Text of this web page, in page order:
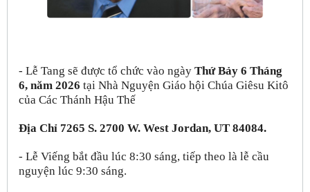
- Lễ Tang sẽ được tổ chức vào ngày Thứ Bảy 6 Tháng
6, năm 2026 tại Nhà Nguyện Giáo hội Chúa Giêsu Kitô
của Các Thánh Hậu Thế
Địa Chỉ 7265 S. 2700 W. West Jordan, UT 84084.
- Lễ Viếng bắt đầu lúc 8:30 sáng, tiếp theo là lễ cầu
nguyện lúc 9:30 sáng.